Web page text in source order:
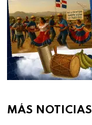
MÁS NOTICIAS